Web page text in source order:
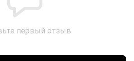
первый отзыв